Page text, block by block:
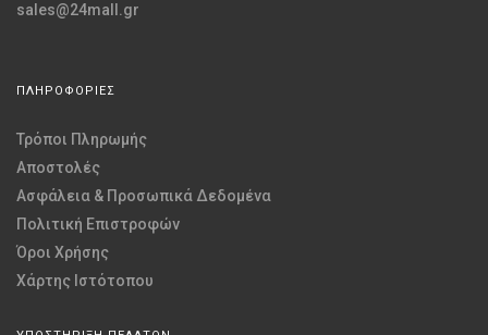
sales@24mall.gr
ΠΛΗΡΟΦΟΡΙΕΣ
Τρόποι Πληρωμής
Αποστολές
Ασφάλεια & Προσωπικά Δεδομένα
Πολιτική Επιστροφών
Όροι Χρήσης
Χάρτης Ιστότοπου